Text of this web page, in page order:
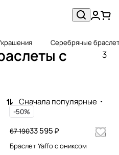
Серебряные
с
3
Сначала популярные
-50%
33 595 ₽
67 190
Браслет Yaffo c ониксом